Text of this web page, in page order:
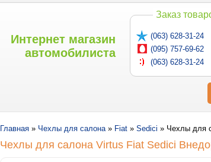
Интернет магазин
автомобилиста
Заказ
(063) 628-31-24
(095) 757-69-62
(063) 628-31-24
Главная » Чехлы для салона » Fiat » Sedici » Чехлы для
Чехлы для салона Virtus Fiat Sedici